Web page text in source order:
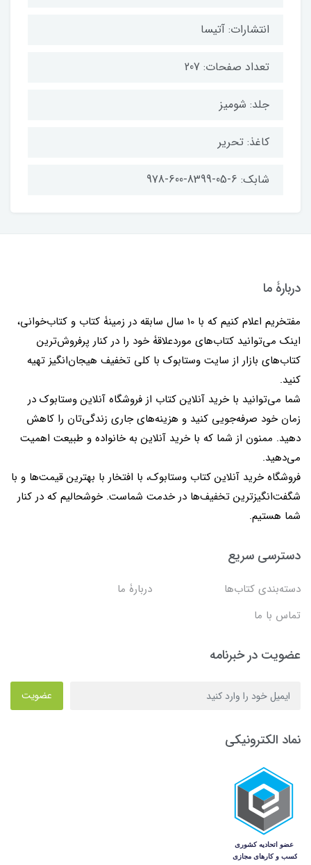
انتشارات: آتیسا
تعداد صفحات: 207
جلد: شومیز
کاغذ: تحریر
شابک: 6-05-8399-600-978
دربارۀ ما
مفتخریم اعلام کنیم که با 10 سال سابقه در زمینۀ کتاب و کتاب‌خوانی،
اینک می‌توانید کتاب‌های موردعلاقۀ خود را در کنار پرفروش‌ترین
کتاب‌های بازار از سایت وستابوک با کلی تخفیف هیجان‌انگیز تهیه
کنید.
شما می‌توانید با خرید آنلاین کتاب از فروشگاه آنلاین وستابوک در
زمان خود صرفه‌جویی کنید و هزینه‌های جاری زندگی‌تان را کاهش
دهید. ممنون از شما که با خرید آنلاین به خانواده و طبیعت اهمیت
می‌دهید.
فروشگاه خرید آنلاین کتاب وستابوک، با افتخار با بهترین قیمت‌ها و با
شگفت‌انگیزترین تخفیف‌ها در خدمت شماست. خوشحالیم که در کنار
شما هستیم.
دسترسی سریع
دسته‌بندی کتاب‌ها
دربارۀ ما
تماس با ما
عضویت در خبرنامه
عضویت
نماد الکترونیکی